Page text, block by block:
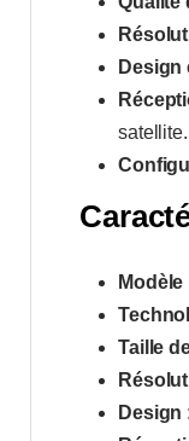
Design
satellite.
Modèle
Taille
Design